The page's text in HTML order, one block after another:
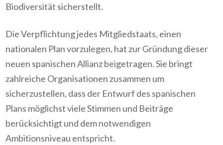
Biodiversität sicherstellt.
Die Verpflichtung jedes Mitgliedstaats, einen
nationalen Plan vorzulegen, hat zur Gründung dieser
neuen spanischen Allianz beigetragen. Sie bringt
zahlreiche Organisationen zusammen um
sicherzustellen, dass der Entwurf des spanischen
Plans möglichst viele Stimmen und Beiträge
berücksichtigt und dem notwendigen
Ambitionsniveau entspricht.